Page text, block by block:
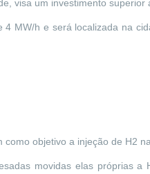
visa um investimento
MW/h e será localizada na
objetivo a injeção de H2
movidas elas próprias